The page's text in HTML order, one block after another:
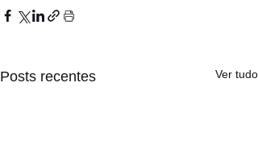
Posts recentes Ver tudo